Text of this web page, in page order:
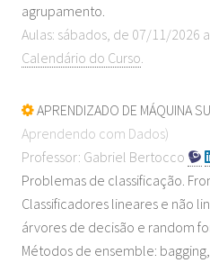
agrupamento.
Aulas: sábados, de 07/11/2026
Calendário do Curso
APRENDIZADO DE MÁQUINA
Aprendendo com Dados)
Professor: Gabriel Bertocco
Problemas de classificação.
Classificadores lineares e não
árvores de decisão e random
Métodos de ensemble: